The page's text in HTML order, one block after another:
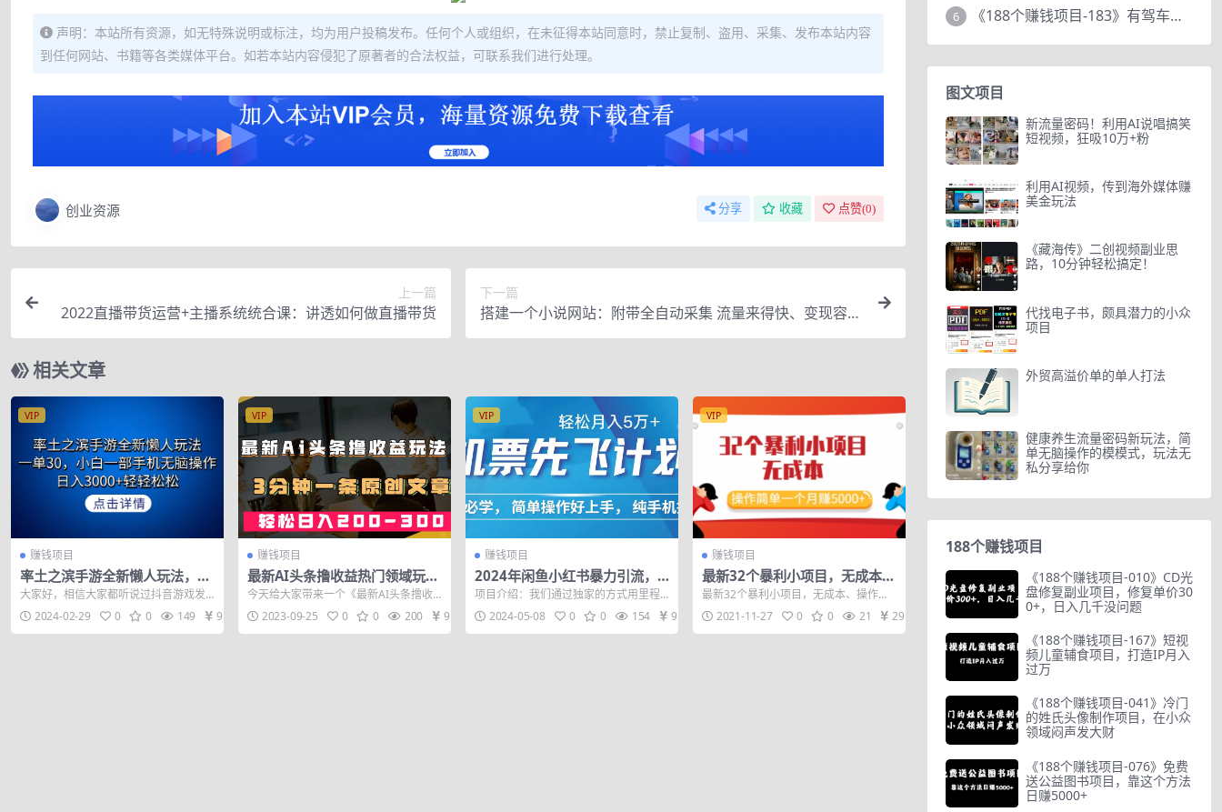
声明：本站所有资源，如无特殊说明或标注，均为用户投稿发布。任何个人或组织，在未征得本站同意时，禁止复制、盗用、采集、发布本站内容
到任何网站、书籍等各类媒体平台。如若本站内容侵犯了原著者的合法权益，可联系我们进行处理。
创业资源 分享 收藏 点赞(0)
上一篇
2022直播带货运营+主播系统统合课：讲透如何做直播带货
下一篇
搭建一个小说网站：附带全自动采集 流量来得快、变现容易
（搭建教程+源码)
相关文章
VIP
赚钱项目
率土之滨手游全新懒人玩法，一
单30，小白一部手机无脑操作，
日入3000+轻…
大家好，相信大家都听说过抖音游戏发
行人计划，但是一般做视频的收益都低
的离谱，今天...
2024-02-29 0 0 149 9.9
VIP
赚钱项目
最新AI头条撸收益热门领域玩
法，3分钟一条原创文章，轻松
日入200-300＋
今天给大家带来一个《最新AI头条撸收
益热门领域玩法，3分钟一条原创文章，
轻松日入...
2023-09-25 0 0 200 9.9
VIP
赚钱项目
2024年闲鱼小红书暴力引流，
傻瓜式纯手机操作，利润空间巨
大，日入3000+
项目介绍：我们通过独家的方式用里程
积分兑换成本非常低的机票，卖远低于
官网价格的机...
2024-05-08 0 0 154 9.9
VIP
赚钱项目
最新32个暴利小项目，无成本、
操作简单一个月赚5000+
最新32个暴利小项目，无成本、操作简
单一个月赚5000+
2021-11-27 0 0 21 29
6 《188个赚钱项目-183》有驾车评项目，动动小手，复制粘贴赚44元！
图文项目
新流量密码！利用AI说唱搞笑
短视频，狂吸10万+粉
利用AI视频，传到海外媒体赚
美金玩法
《藏海传》二创视频副业思
路，10分钟轻松搞定！
代找电子书，颇具潜力的小众
项目
外贸高溢价单的单人打法
健康养生流量密码新玩法，简
单无脑操作的模模式，玩法无
私分享给你
188个赚钱项目
《188个赚钱项目-010》CD光
盘修复副业项目，修复单价30
0+，日入几千没问题
《188个赚钱项目-167》短视
频儿童辅食项目，打造IP月入
过万
《188个赚钱项目-041》冷门
的姓氏头像制作项目，在小众
领域闷声发大财
《188个赚钱项目-076》免费
送公益图书项目，靠这个方法
日赚5000+